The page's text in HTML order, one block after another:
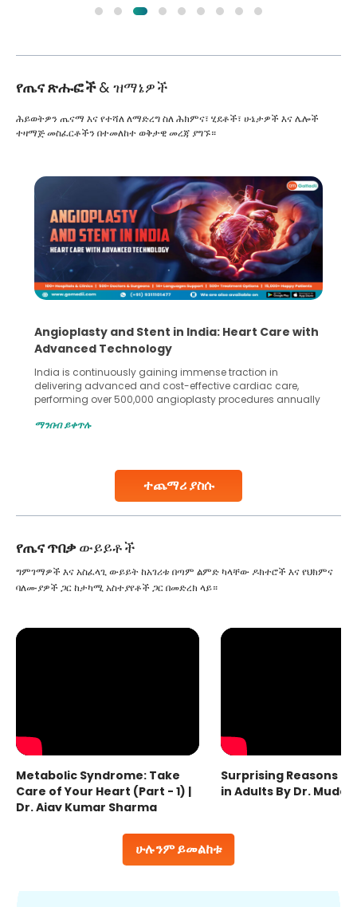
የጤና ጽሑፎች& ዝማኔዎች
ተጨማሪ ያስሱ
ሕይወትዎን ጤናማ እና የተሻለ ለማድረግ ስለ ሕክምና፣ ሂደቶች፣ ሁኔታዎች እና ሌሎች
ተዛማጅ መስፈርቶችን በተመለከተ ወቅታዊ መረጃ ያግኙ።
Angioplasty and Stent in India: Heart Care with
Advanced Technology
India is continuously gaining immense traction in
delivering advanced and cost-effective cardiac care,
performing over 500,000 angioplasty procedures annually
globe are searching for treatments like angioplasty and
Studies, such as one published
ማንበብ ይቀጥሉ
የጤና ጥበቃውይይቶች
ሁሉንም ይመልከቱ
ግምገማዎች እና አስፈላጊ ውይይት ከአገሪቱ በጣም ልምድ ካላቸው ዶክተሮች እና የህክምና
ባለሙያዎች ጋር ከታካሚ አስተያየቶች ጋር በመድረክ ላይ።
Metabolic Syndrome: Take
Care of Your Heart (Part - 1) |
Dr. Ajay Kumar Sharma
Surprising Reasons
in Adults By Dr.